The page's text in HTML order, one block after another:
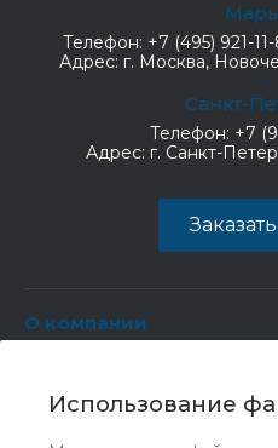
Использование
Телефон: +7 (495) 921-
Адрес: г. Москва,
Санкт-
Телефон: +7
Адрес: г. Санкт-
О компании
Услуги